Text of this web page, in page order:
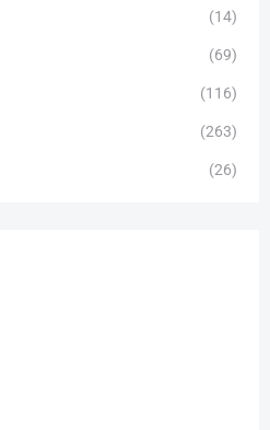
(14)
(69)
(116)
(263)
(26)